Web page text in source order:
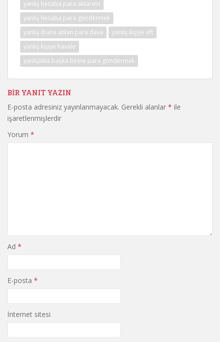
yanlış hesaba para aktarımı
yanlış hesaba para göndermek
yanlış ibana atılan para dava
yanlış kişiye eft
yanlış kişiye havale
yanlışlıkla başka birine para göndermek
BIR YANIT YAZIN
E-posta adresiniz yayınlanmayacak. Gerekli alanlar * ile
işaretlenmişlerdir
Yorum *
Ad *
E-posta *
İnternet sitesi